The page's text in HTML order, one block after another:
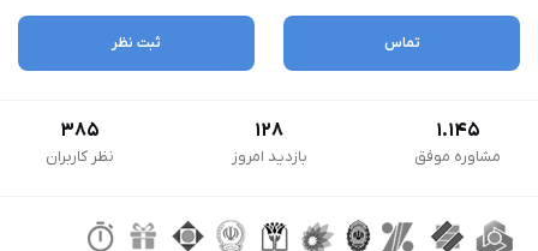
تماس ثبت نظر
1.145
مشاوره موفق
128
بازدید امروز
385
نظر کاربران